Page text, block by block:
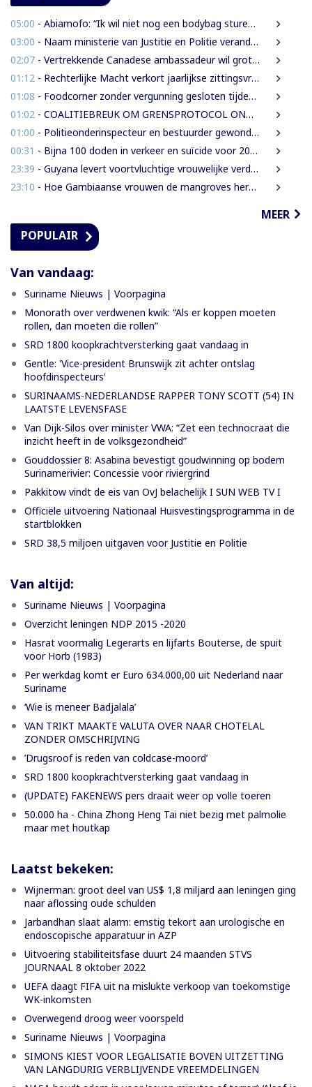
05:00 - Abiamofo: “Ik wil niet nog een bodybag sturen naar dat gebied”
03:00 - Naam ministerie van Justitie en Politie verandert naar Justitie en Veiligheid
02:07 - Vertrekkende Canadese ambassadeur wil grotere rol voor Canada in Suriname
01:12 - Rechterlijke Macht verkort jaarlijkse zittingsvrije periode naar één maand
01:08 - Foodcorner zonder vergunning gesloten tijdens derde dag integrale controles
01:02 - COALITIEBREUK OM GRENSPROTOCOL ONWAARSCHIJNLIJK
01:00 - Politieonderinspecteur en bestuurder gewond nadat auto over de kop slaat
00:31 - Bijna 100 doden in verkeer en suïcide voor 2026 is veel te veel’, zegt Lau
23:39 - Guyana levert voortvluchtige vrouwelijke verdachte in mensenhandel uit aan Suriname
23:10 - Hoe Gambiaanse vrouwen de mangroves herstellen die Banjul beschermen
MEER
POPULAIR
Van vandaag:
Suriname Nieuws | Voorpagina
Monorath over verdwenen kwik: “Als er koppen moeten
rollen, dan moeten die rollen”
SRD 1800 koopkrachtversterking gaat vandaag in
Gentle: 'Vice-president Brunswijk zit achter ontslag
hoofdinspecteurs'
SURINAAMS-NEDERLANDSE RAPPER TONY SCOTT (54) IN
LAATSTE LEVENSFASE
Van Dijk-Silos over minister VWA: “Zet een technocraat die
inzicht heeft in de volksgezondheid”
Gouddossier 8: Asabina bevestigt goudwinning op bodem
Surinamerivier: Concessie voor riviergrind
Pakkitow vindt de eis van OvJ belachelijk I SUN WEB TV I
Officiële uitvoering Nationaal Huisvestingsprogramma in de
startblokken
SRD 38,5 miljoen uitgaven voor Justitie en Politie
Van altijd:
Suriname Nieuws | Voorpagina
Overzicht leningen NDP 2015 -2020
Hasrat voormalig Legerarts en lijfarts Bouterse, de spuit
voor Horb (1983)
Per werkdag komt er Euro 634.000,00 uit Nederland naar
Suriname
‘Wie is meneer Badjalala’
VAN TRIKT MAAKTE VALUTA OVER NAAR CHOTELAL
ZONDER OMSCHRIJVING
’Drugsroof is reden van coldcase-moord’
SRD 1800 koopkrachtversterking gaat vandaag in
(UPDATE) FAKENEWS pers draait weer op volle toeren
50.000 ha - China Zhong Heng Tai niet bezig met palmolie
maar met houtkap
Laatst bekeken:
Wijnerman: groot deel van US$ 1,8 miljard aan leningen ging
naar aflossing oude schulden
Jarbandhan slaat alarm: ernstig tekort aan urologische en
endoscopische apparatuur in AZP
Uitvoering stabiliteitsfase duurt 24 maanden STVS
JOURNAAL 8 oktober 2022
UEFA daagt FIFA uit na mislukte verkoop van toekomstige
WK-inkomsten
Overwegend droog weer voorspeld
Suriname Nieuws | Voorpagina
SIMONS KIEST VOOR LEGALISATIE BOVEN UITZETTING
VAN LANGDURIG VERBLIJVENDE VREEMDELINGEN